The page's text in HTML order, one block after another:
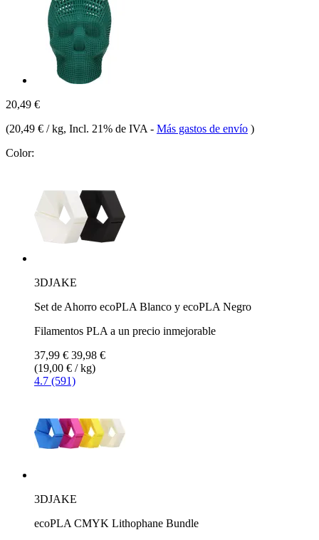
20,49 €
(20,49 € / kg, Incl. 21% de IVA - Más gastos de envío )
Color:
3DJAKE
Set de Ahorro ecoPLA Blanco y ecoPLA Negro
Filamentos PLA a un precio inmejorable
37,99 € 39,98 €
(19,00 € / kg)
4.7 (591)
3DJAKE
ecoPLA CMYK Lithophane Bundle